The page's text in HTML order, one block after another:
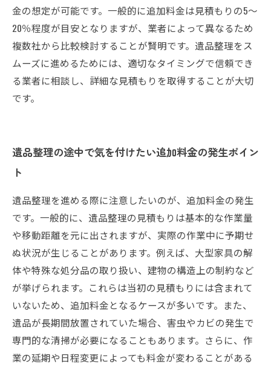
金の想定が可能です。一般的に追加料金は見積もりの5～
20％程度が目安となりますが、業者によって異なるため
複数社から比較検討することが賢明です。遺品整理をス
ムーズに進めるためには、適切なタイミングで信頼でき
る業者に相談し、詳細な見積もりを取得することが大切
です。
遺品整理の途中で気を付けたい追加料金の発生ポイン
ト
遺品整理を進める際に注意したいのが、追加料金の発生
です。一般的に、遺品整理の見積もりは基本的な作業量
や移動距離を元に出されますが、実際の作業中に予期せ
ぬ状況が生じることがあります。例えば、大型家具の解
体や特殊な処分品の取り扱い、建物の構造上の制約など
が挙げられます。これらは当初の見積もりには含まれて
いないため、追加料金となるケースが多いです。また、
遺品が長期間放置されていた場合、害虫やカビの発生で
専門的な清掃が必要になることもあります。さらに、作
業の延期や日程変更によっても料金が変わることがある